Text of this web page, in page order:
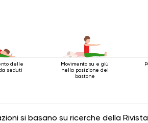
delle
seduti
Movimento su e giù
nella posizione del
bastone
si basano su ricerche della